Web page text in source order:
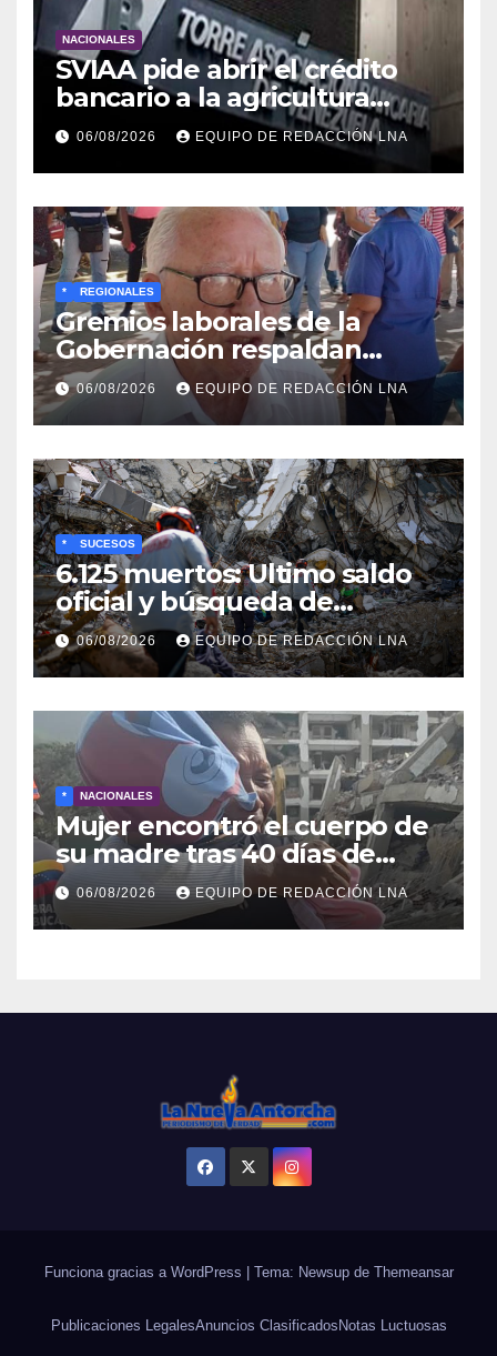
NACIONALES
SVIAA pide abrir el crédito
bancario a la agricultura
familiar en Venezuela
06/08/2026 EQUIPO DE REDACCIÓN LNA
* REGIONALES
Gremios laborales de la
Gobernación respaldan
propuesta de Bono
Recreativo de 100 dólares
para jubilados, pensionados y
activos
06/08/2026 EQUIPO DE REDACCIÓN LNA
* SUCESOS
6.125 muertos: Ultimo saldo
oficial y búsqueda de
cadáveres continúa entre los
escombros
06/08/2026 EQUIPO DE REDACCIÓN LNA
* NACIONALES
Mujer encontró el cuerpo de
su madre tras 40 días de
búsqueda en Tanaguarena
06/08/2026 EQUIPO DE REDACCIÓN LNA
Funciona gracias a WordPress | Tema: Newsup de Themeansar
Publicaciones LegalesAnuncios Clasificados Notas Luctuosas